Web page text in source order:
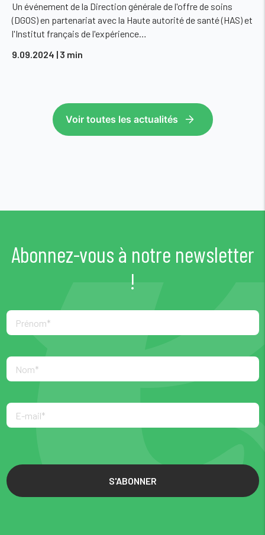
Un événement de la Direction générale de l'offre de soins
(DGOS) en partenariat avec la Haute autorité de santé (HAS) et
l'Institut français de l'expérience…
9.09.2024 | 3 min
Voir toutes les actualités
Abonnez-vous à notre newsletter
!
S'ABONNER